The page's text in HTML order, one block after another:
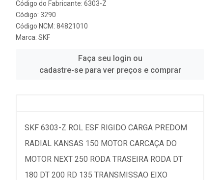
Código do Fabricante: 6303-Z
Código: 3290
Código NCM: 84821010
Marca: SKF
Faça seu login ou
cadastre-se para ver preços e comprar
SKF 6303-Z ROL ESF RIGIDO CARGA PREDOM
RADIAL KANSAS 150 MOTOR CARCAÇA DO
MOTOR NEXT 250 RODA TRASEIRA RODA DT
180 DT 200 RD 135 TRANSMISSAO EIXO